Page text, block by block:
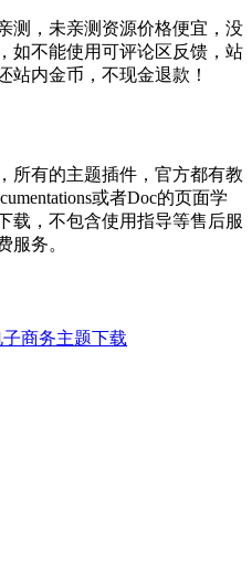
测，未亲测资源价格便宜，没
如不能使用可评论区反馈，站
站内金币，不现金退款！
所有的主题插件，官方都有教
或者Doc的页面学
载，不包含使用指导等售后服
服务。